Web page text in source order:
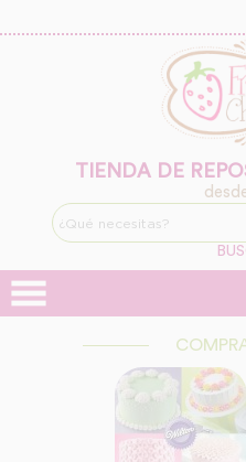
TIENDA DE
INFORMACION SOBRE LA
PROTECCIÓN DE TUS
Legitimación:
Destinatarios: